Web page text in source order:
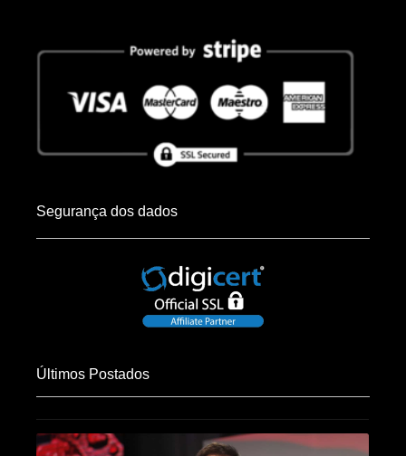
Segurança dos dados
Últimos Postados